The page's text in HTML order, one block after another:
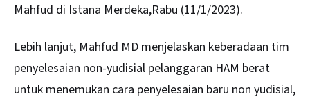
Mahfud di Istana Merdeka,Rabu (11/1/2023).
Lebih lanjut, Mahfud MD menjelaskan keberadaan tim
penyelesaian non-yudisial pelanggaran HAM berat
untuk menemukan cara penyelesaian baru non yudisial,